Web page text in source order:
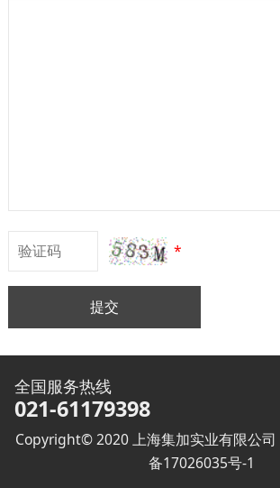
*
提交
全国服务热线
021-61179398
Copyright© 2020 上海集加实业有限公
备17026035号-1